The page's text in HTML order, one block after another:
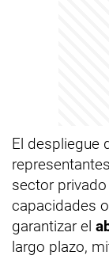
El despliegue
sector
capacidades
garantizar el
largo plazo,